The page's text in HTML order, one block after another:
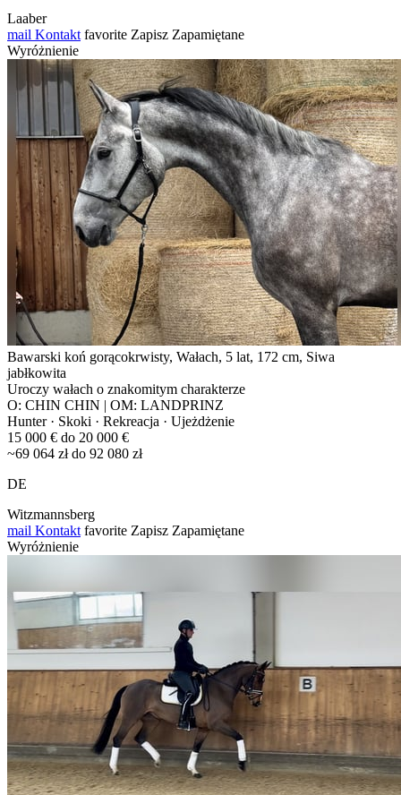
Laaber
mail Kontakt favorite Zapisz Zapamiętane
Wyróżnienie
Bawarski koń gorącokrwisty, Wałach, 5 lat, 172 cm, Siwa
jabłkowita
Uroczy wałach o znakomitym charakterze
O: CHIN CHIN | OM: LANDPRINZ
Hunter · Skoki · Rekreacja · Ujeżdżenie
15 000 € do 20 000 €
~69 064 zł do 92 080 zł
DE
Witzmannsberg
mail Kontakt favorite Zapisz Zapamiętane
Wyróżnienie